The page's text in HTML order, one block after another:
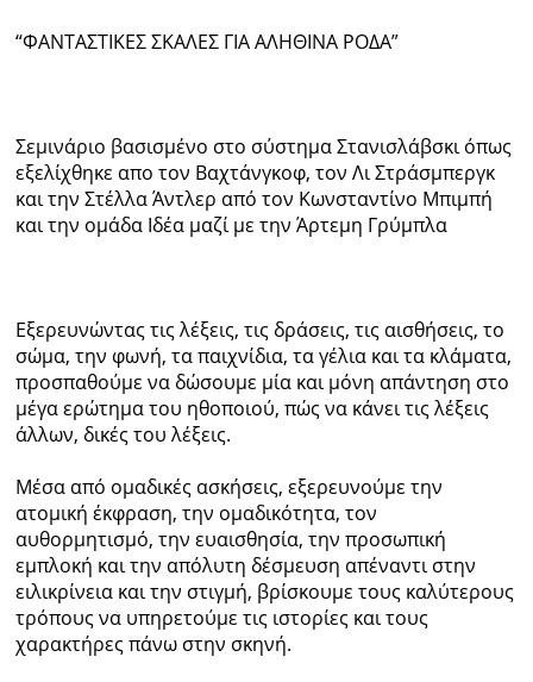
“ΦΑΝΤΑΣΤΙΚΕΣ ΣΚΑΛΕΣ ΓΙΑ ΑΛΗΘΙΝΑ ΡΟΔΑ”
Σεμινάριο βασισμένο στο σύστημα Στανισλάβσκι όπως
εξελίχθηκε απο τον Βαχτάνγκοφ, τον Λι Στράσμπεργκ
και την Στέλλα Άντλερ από τον Κωνσταντίνο Μπιμπή
και την ομάδα Ιδέα μαζί με την Άρτεμη Γρύμπλα
Εξερευνώντας τις λέξεις, τις δράσεις, τις αισθήσεις, το
σώμα, την φωνή, τα παιχνίδια, τα γέλια και τα κλάματα,
προσπαθούμε να δώσουμε μία και μόνη απάντηση στο
μέγα ερώτημα του ηθοποιού, πώς να κάνει τις λέξεις
άλλων, δικές του λέξεις.
Μέσα από ομαδικές ασκήσεις, εξερευνούμε την
ατομική έκφραση, την ομαδικότητα, τον
αυθορμητισμό, την ευαισθησία, την προσωπική
εμπλοκή και την απόλυτη δέσμευση απέναντι στην
ειλικρίνεια και την στιγμή, βρίσκουμε τους καλύτερους
τρόπους να υπηρετούμε τις ιστορίες και τους
χαρακτήρες πάνω στην σκηνή.